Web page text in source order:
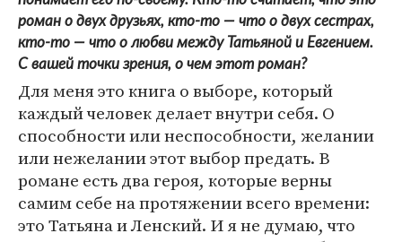
роман о двух друзьях, кто-то — что о двух сестрах,
кто-то — что о любви между Татьяной и Евгением.
С вашей точки зрения, о чем этот роман?
Для меня это книга о выборе, который
каждый человек делает внутри себя. О
способности или неспособности, желании
или нежелании этот выбор предать. В
романе есть два героя, которые верны
самим себе на протяжении всего времени:
это Татьяна и Ленский. И я не думаю, что